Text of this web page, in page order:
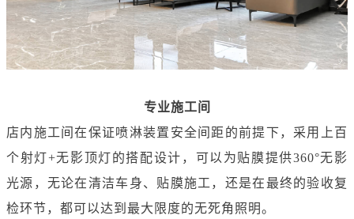
专业施工间
店内施工间在保证喷淋装置安全间距的前提下，采用上百
个射灯+无影顶灯的搭配设计，可以为贴膜提供360°无影
光源，无论在清洁车身、贴膜施工，还是在最终的验收复
检环节，都可以达到最大限度的无死角照明。